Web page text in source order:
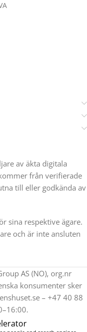
av äkta digitala
från verifierade
till eller godkända av
sina respektive ägare.
och är inte ansluten
AS (NO), org.nr
konsumenter sker
– +47 40 88